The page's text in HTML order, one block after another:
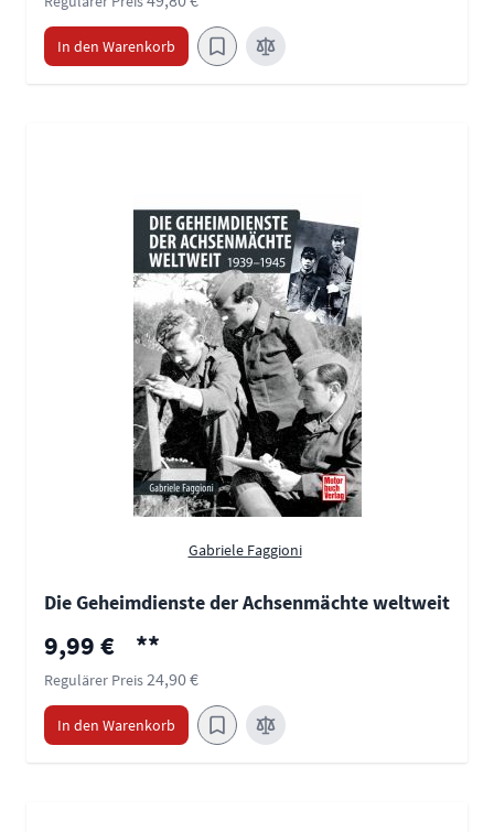
In den Warenkorb
Gabriele Faggioni
Die Geheimdienste der Achsenmächte weltweit
Sonderpreis
9,99 € **
Regulärer Preis24,90 €
In den Warenkorb